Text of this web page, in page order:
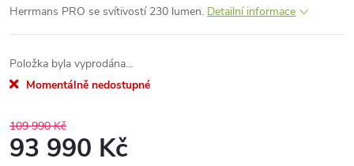
Herrmans PRO se svítivostí 230 lumen. Detailní informace
Položka byla vyprodána…
Momentálně nedostupné
109 990 Kč
93 990 Kč